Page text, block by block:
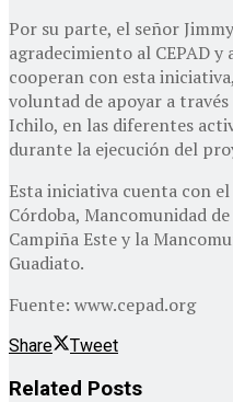
Por su parte, el señor
agradecimiento al CEPAD
cooperan con esta
voluntad de apoyar a
Ichilo, en las diferentes
durante la ejecución del
Esta iniciativa cuenta con
Córdoba, Mancomunidad
Campiña Este y la
Guadiato.
Fuente: www.cepad.org
Share Tweet
Related Posts